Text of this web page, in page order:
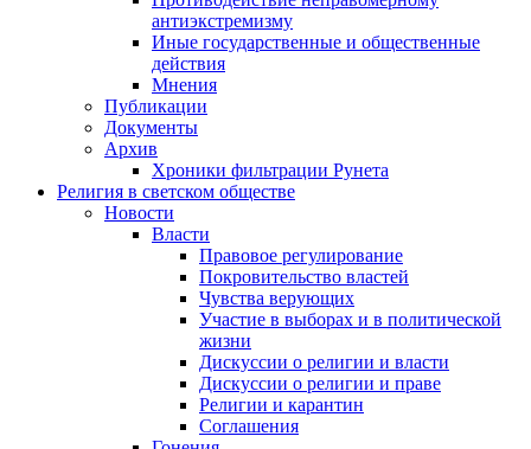
антиэкстремизму
Иные государственные и общественные
действия
Мнения
Публикации
Документы
Архив
Хроники фильтрации Рунета
Религия в светском обществе
Новости
Власти
Правовое регулирование
Покровительство властей
Чувства верующих
Участие в выборах и в политической
жизни
Дискуссии о религии и власти
Дискуссии о религии и праве
Религии и карантин
Соглашения